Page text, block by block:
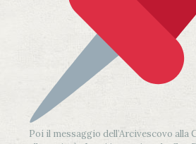
Poi il messaggio dell’Arcivescovo alla